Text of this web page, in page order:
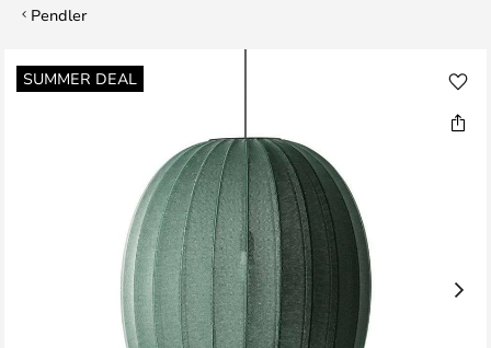
Pendler
SUMMER DEAL
Gå
til